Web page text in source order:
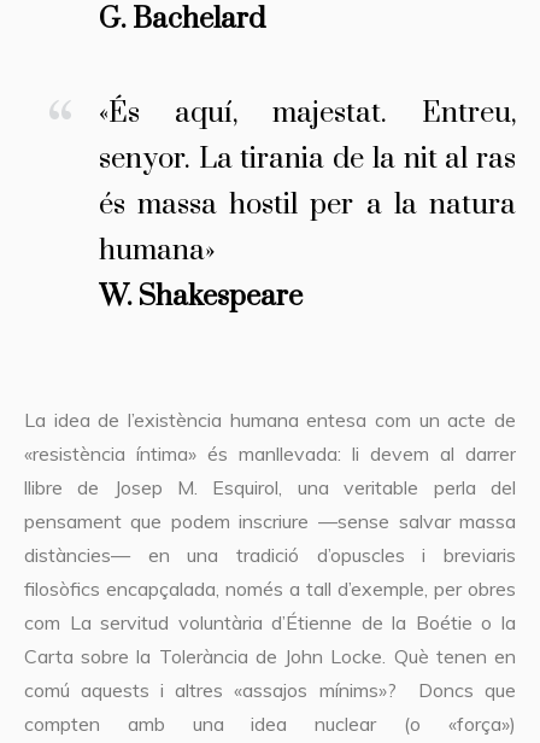
G. Bachelard
«És aquí, majestat. Entreu,
senyor. La tirania de la nit al ras
és massa hostil per a la natura
humana»
W. Shakespeare
La idea de l’existència humana entesa com un acte de
«resistència íntima» és manllevada: li devem al darrer
llibre de Josep M. Esquirol, una veritable perla del
pensament que podem inscriure —sense salvar massa
distàncies— en una tradició d’opuscles i breviaris
filosòfics encapçalada, només a tall d’exemple, per obres
com La servitud voluntària d’Étienne de la Boétie o la
Carta sobre la Tolerància de John Locke. Què tenen en
comú aquests i altres «assajos mínims»? Doncs que
compten amb una idea nuclear (o «força»)